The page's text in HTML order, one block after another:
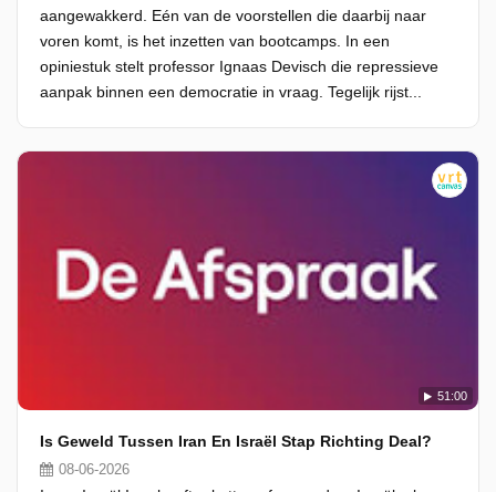
aangewakkerd. Eén van de voorstellen die daarbij naar
voren komt, is het inzetten van bootcamps. In een
opiniestuk stelt professor Ignaas Devisch die repressieve
aanpak binnen een democratie in vraag. Tegelijk rijst...
51:00
Is Geweld Tussen Iran En Israël Stap Richting Deal?
08-06-2026